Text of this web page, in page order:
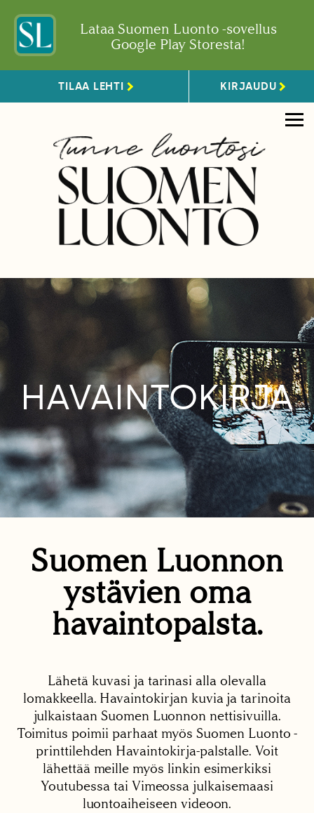
Lataa Suomen Luonto -sovellus
Google Play Storesta!
TILAA LEHTI KIRJAUDU
HAVAINTOKIRJA
Suomen Luonnon
ystävien oma
havaintopalsta.
Lähetä kuvasi ja tarinasi alla olevalla
lomakkeella. Havaintokirjan kuvia ja tarinoita
julkaistaan Suomen Luonnon nettisivuilla.
Toimitus poimii parhaat myös Suomen Luonto -
printtilehden Havaintokirja-palstalle. Voit
lähettää meille myös linkin esimerkiksi
Youtubessa tai Vimeossa julkaisemaasi
luontoaiheiseen videoon.